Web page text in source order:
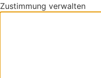
Zustimmung verwalten